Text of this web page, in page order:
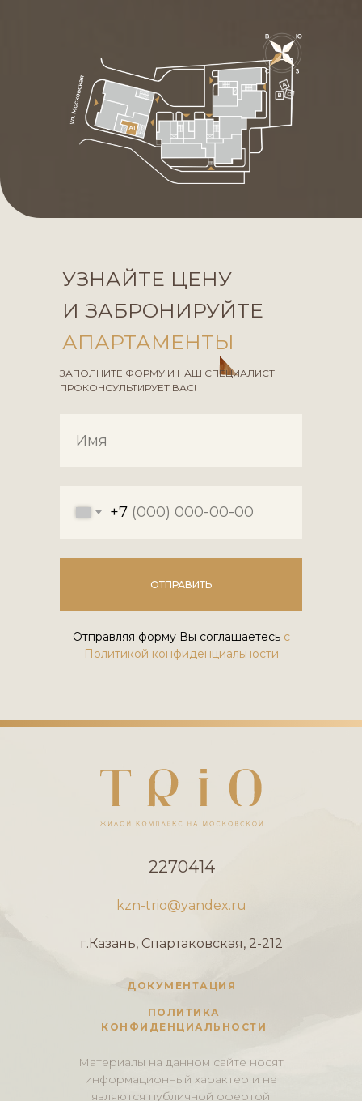
ЗАПОЛНИТЕ ФОРМУ И НАШ СПЕЦИАЛИСТ
ПРОКОНСУЛЬТИРУЕТ ВАС!
+7
ОТПРАВИТЬ
УЗНАЙТЕ ЦЕНУ
И ЗАБРОНИРУЙТЕ
АПАРТАМЕНТЫ
Отправляя форму Вы соглашаетесь с
Политикой конфиденциальности
Материалы на данном сайте носят
информационный характер и не
являются публичной офертой
2270414
kzn-trio@yandex.ru
г.Казань, Спартаковская, 2-212
ДОКУМЕНТАЦИЯ
ПОЛИТИКА
КОНФИДЕНЦИАЛЬНОСТИ